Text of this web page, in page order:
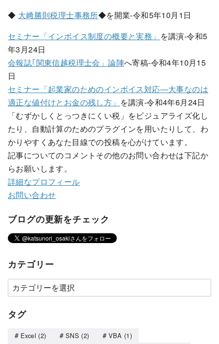
◆ 大﨑勝則税理士事務所◆を開業-令和5年10月1日
セミナー「インボイス制度の概要と実務」 を講演-令和5
年3月24日
会報誌｢関東信越税理士会」論陣へ寄稿-令和4年10月15
日
セミナー「起業家のためのインボイス対応―大事なのは
適正な値付けとお金の残し方」 を講演-令和4年6月24日
「むずかしくとっつきにくい税」をビジュアライズ化し
たり、自動計算のためのプラグインを用いたりして、わ
かりやすくあなた目線での投稿を心がけています。
記事についてのコメントその他のお問い合わせは下記か
らお願いします。
詳細なプロフィール
お問い合わせ
ブログの更新をチェック
カテゴリー
タグ
Excel (2) SNS (2) VBA (1)